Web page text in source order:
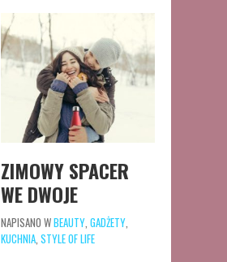
ZIMOWY SPACER
WE DWOJE
NAPISANO WBEAUTY GADŻETY
KUCHNIA STYLE OF LIFE